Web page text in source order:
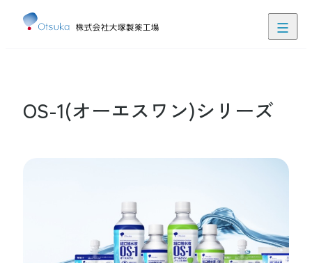
食・栄養支援クラウドサービス
お問い合わせ JP
OS-1(オーエスワン)シリーズ